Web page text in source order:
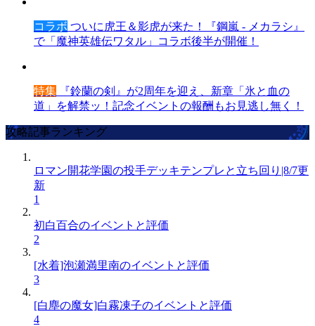
コラボ ついに虎王＆影虎が来た！『鋼嵐 - メカラシ』
で「魔神英雄伝ワタル」コラボ後半が開催！
特集 『鈴蘭の剣』が2周年を迎え、新章「氷と血の
道」を解禁ッ！記念イベントの報酬もお見逃し無く！
攻略記事ランキング
ロマン開花学園の投手デッキテンプレと立ち回り|8/7更
新
1
初白百合のイベントと評価
2
[水着]泡瀬満里南のイベントと評価
3
[白塵の魔女]白霧凍子のイベントと評価
4